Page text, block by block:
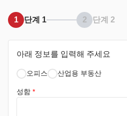
1 단계 1 2 단계 2
아래 정보를 입력해 주세요
오피스 산업용 부동산
성함 *